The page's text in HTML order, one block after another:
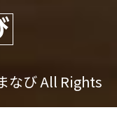
なび All Rights